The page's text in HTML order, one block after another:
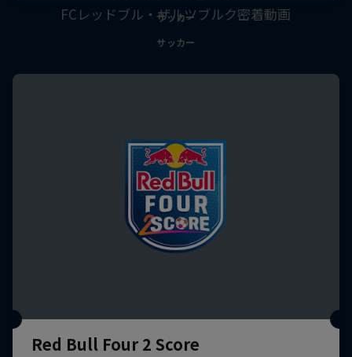
サッカー
FCレッドブル・ザルツブルク密着動画
サッカー
Red Bull Four 2 Score